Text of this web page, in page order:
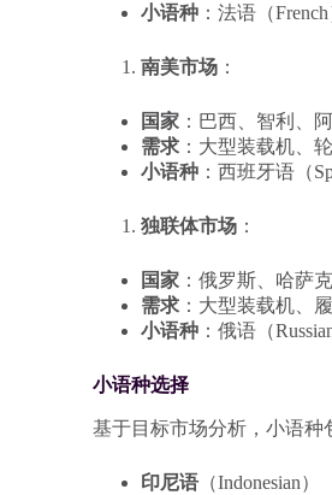
小语种 ：法语（
南美市场 ：
国家 ：巴西、智利、
需求 ：大型装载机、
小语种 ：西班牙语（
独联体市场 ：
国家 ：俄罗斯、哈萨
需求 ：大型装载机、
小语种 ：俄语（
小语种选择
基于目标市场分析，小语种
印尼语 （Indonesian）